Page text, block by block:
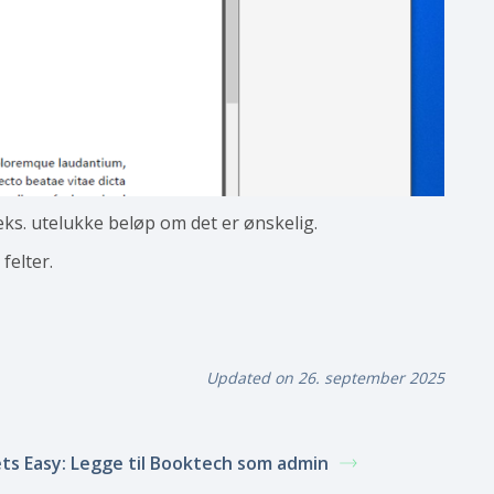
utelukke beløp om det er ønskelig.
felter.
Updated on 26. september 2025
Easy: Legge til Booktech som admin